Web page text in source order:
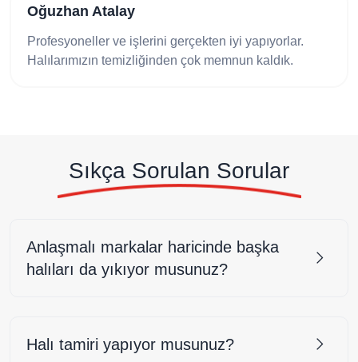
işlerini gerçekten iyi yapıyorlar.
çok memnun kaldık.
Temizleme
halılarım
Sıkça Sorulan Sorular
Anlaşmalı markalar haricinde başka
halıları da yıkıyor musunuz?
Halı tamiri yapıyor musunuz?